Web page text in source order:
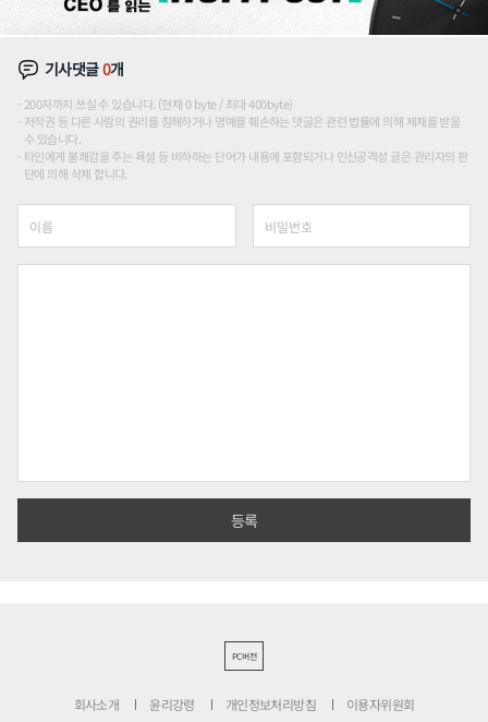
기사댓글0개
200자까지 쓰실 수 있습니다. (현재 0 byte / 최대 400byte)
저작권 등 다른 사람의 권리를 침해하거나 명예를 훼손하는 댓글은 관련 법률에 의해 제재를 받을
수 있습니다.
타인에게 불쾌감을 주는 욕설 등 비하하는 단어가 내용에 포함되거나 인신공격성 글은 관리자의 판
단에 의해 삭제 합니다.
PC버전
회사소개 윤리강령 개인정보처리방침 이용자위원회